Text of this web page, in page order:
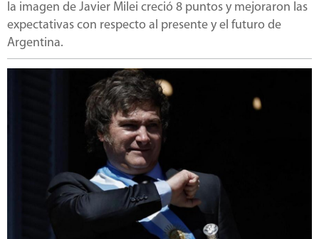
la imagen de Javier Milei creció 8 puntos y mejoraron las
expectativas con respecto al presente y el futuro de
Argentina.